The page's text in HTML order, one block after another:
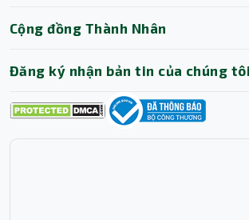
Một số firmware chính thức của các sản
chẳng hạn như DD-WRT. TP-LINK không
định của firmware bên thứ ba. Khi sản
sử dụng firmware của bên thứ 3 thì chế
phẩm sẽ bị vô hiệu.
Cộng đồng Thành Nhân
Đăng ký nhận bản tin của chúng tôi